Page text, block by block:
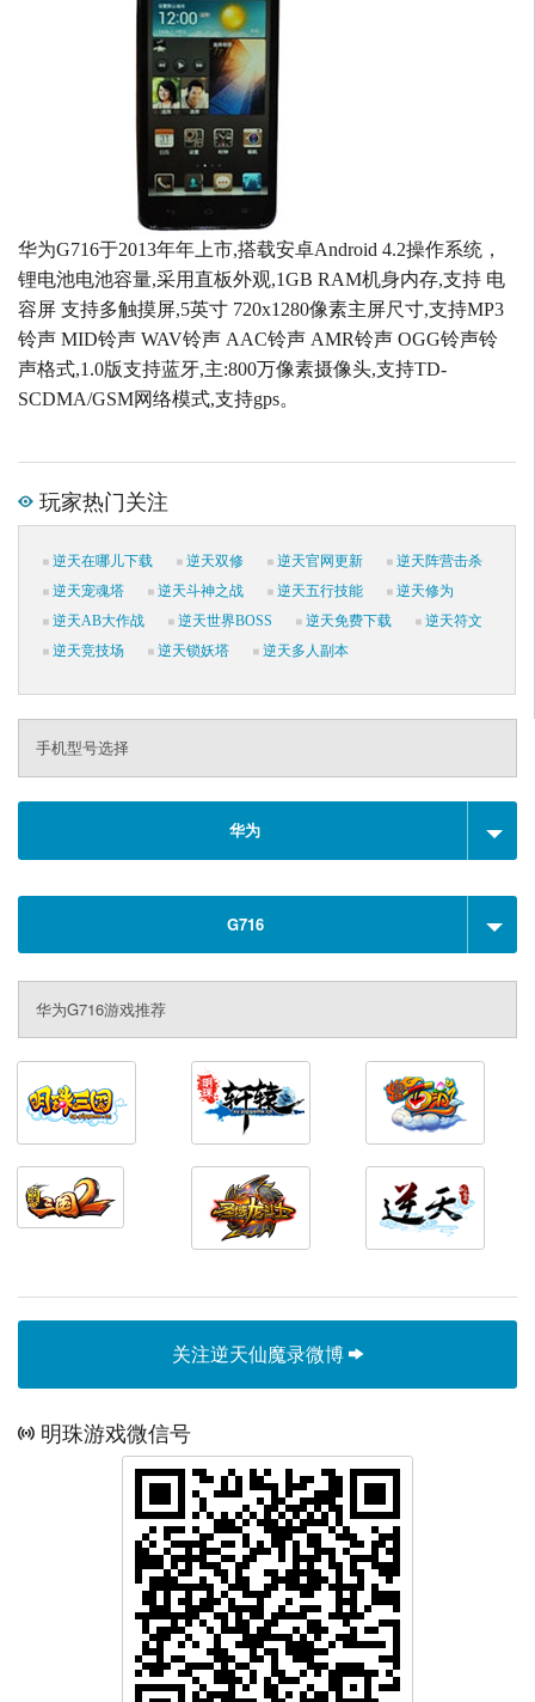
华为G716于2013年年上市,搭载安卓Android 4.2操作系统，
锂电池电池容量,采用直板外观,1GB RAM机身内存,支持 电
容屏 支持多触摸屏,5英寸 720x1280像素主屏尺寸,支持MP3
铃声 MID铃声 WAV铃声 AAC铃声 AMR铃声 OGG铃声铃
声格式,1.0版支持蓝牙,主:800万像素摄像头,支持TD-
SCDMA/GSM网络模式,支持gps。
玩家热门关注
逆天在哪儿下载 逆天双修 逆天官网更新
逆天阵营击杀
逆天宠魂塔
逆天斗神之战 逆天五行技能
逆天修为
逆天AB大作战
逆天世界BOSS 逆天免费下载
逆天符文
逆天竞技场
逆天锁妖塔 逆天多人副本
手机型号选择
华为
G716
华为G716游戏推荐
关注逆天仙魔录微博
明珠游戏微信号